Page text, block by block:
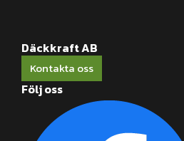
Däckkraft AB
Kontakta oss
Följ oss